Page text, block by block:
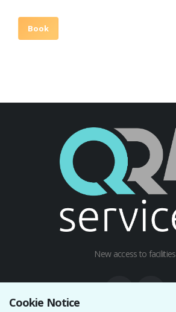
Cookie Notice
Book
New access to facilities